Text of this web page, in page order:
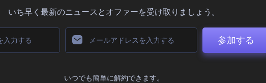
いち早く最新のニュースとオファーを受け取りましょう。
参加する
いつでも簡単に解約できます。